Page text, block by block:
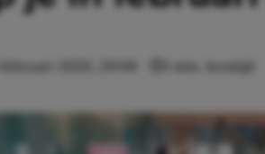
februari 2020, 20:00